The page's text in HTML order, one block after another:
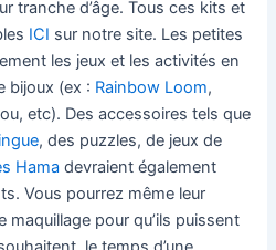
tranche d’âge. Tous ces kits et
ICI sur notre site. Les petites
les jeux et les activités en
bijoux (ex : Rainbow Loom,
etc). Des accessoires tels que
, des puzzles, de jeux de
Hama devraient également
Vous pourrez même leur
pour qu’ils puissent